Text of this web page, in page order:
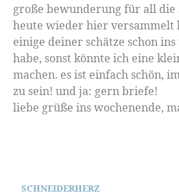
große bewunderung für all die
heute wieder hier versammelt
einige deiner schätze schon
habe, sonst könnte ich eine
machen. es ist einfach schön,
zu sein! und ja: gern briefe!
liebe grüße ins wochenende,
SCHNEIDERHERZ